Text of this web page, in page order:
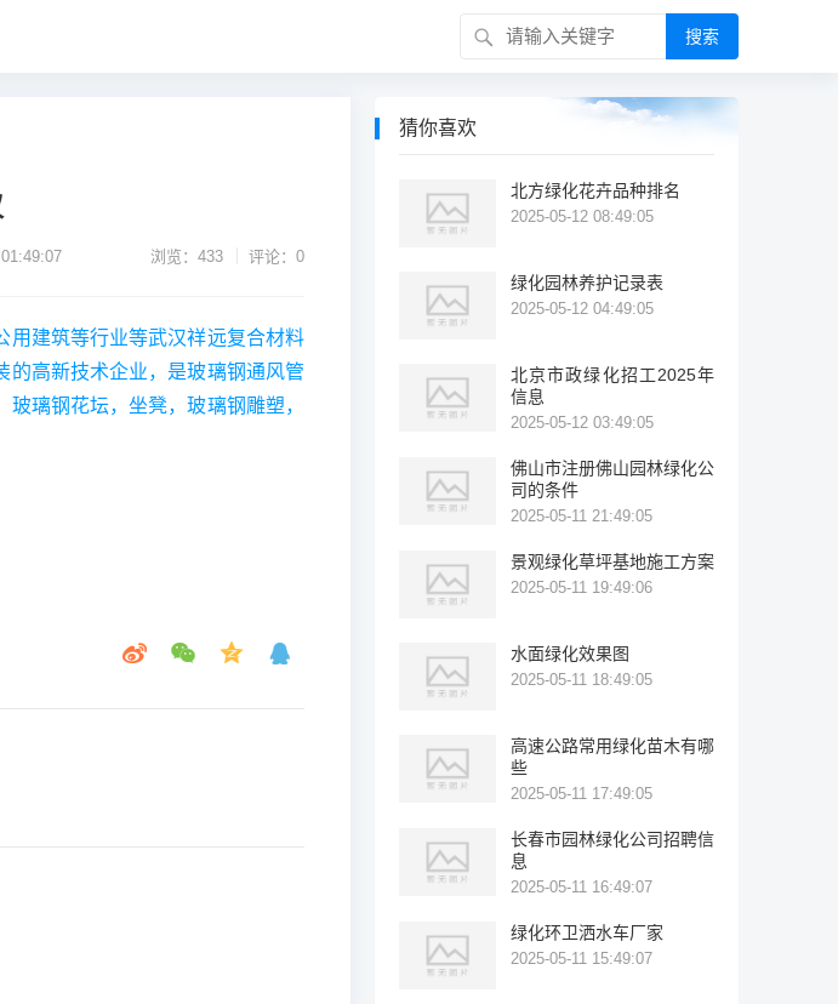
搜索
浏览：433 评论：0
用建筑等行业等武汉祥远复合材料
的高新技术企业，是玻璃钢通风管
璃钢花坛，坐凳，玻璃钢雕塑，
猜你喜欢
北方绿化花卉品种排名
2025-05-12 08:49:05
绿化园林养护记录表
2025-05-12 04:49:05
北京市政绿化招工2025年
信息
2025-05-12 03:49:05
佛山市注册佛山园林绿化公
司的条件
2025-05-11 21:49:05
景观绿化草坪基地施工方案
2025-05-11 19:49:06
水面绿化效果图
2025-05-11 18:49:05
高速公路常用绿化苗木有哪
些
2025-05-11 17:49:05
长春市园林绿化公司招聘信
息
2025-05-11 16:49:07
绿化环卫洒水车厂家
2025-05-11 15:49:07